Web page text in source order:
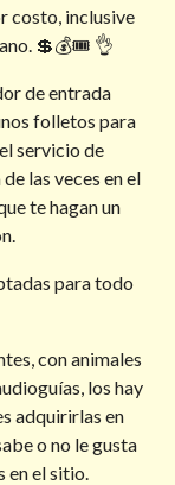
costo, inclusive
💲💰🎟️ 👌
de entrada
folletos para
servicio de
las veces en el
te hagan un
para todo
con animales
los hay
adquirirlas en
o no le gusta
en el sitio.